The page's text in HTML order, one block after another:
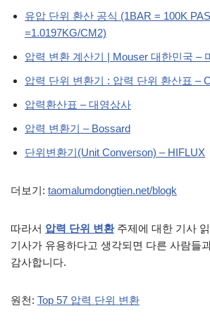
유압 단위 환산 공식 (1BAR = 100K
=1.0197KG/CM2)
압력 변환 계산기 | Mouser 대한민국 –
압력 단위 변환기 : 압력 단위 환산표 –
압력환산표 – 대영상사
압력 변환기 – Bossard
단위변환기(Unit Converson) – HIFLUX
더보기: taomalumdongtien.net/blogk
따라서 압력 단위 변환주제에 대한 기사
기사가 유용하다고 생각되면 다른 사람들
감사합니다.
원천: Top 57 압력 단위 변환